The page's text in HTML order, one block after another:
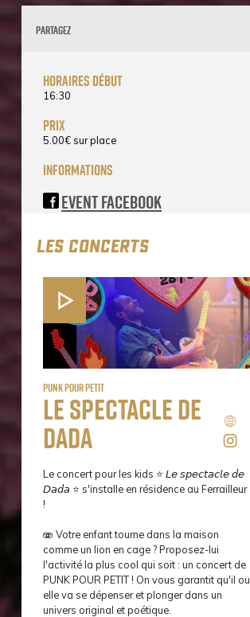
Partagez
horaires début
16:30
prix
5.00€ sur place
informations
Event Facebook
LES CONCERTS
punk pour petit
Le spectacle de
Dada
Le concert pour les kids ⭐ 𝘓𝘦 𝘴𝘱𝘦𝘤𝘵𝘢𝘤𝘭𝘦 𝘥𝘦
𝘋𝘢𝘥𝘢 ⭐ s'installe en résidence au Ferrailleur
!
🫨 Votre enfant tourne dans la maison
comme un lion en cage ? Proposez-lui
l'activité la plus cool qui soit : un concert de
PUNK POUR PETIT ! On vous garantit qu'il ou
elle va se dépenser et plonger dans un
univers original et poétique.